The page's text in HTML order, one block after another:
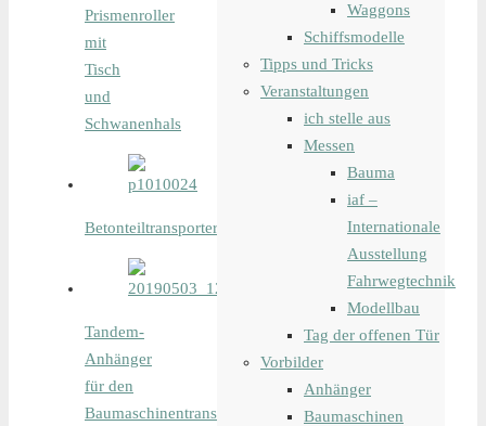
Prismenroller
mit
Tisch
und
Schwanenhals
Betonteiltransporter
Tandem-
Anhänger
für den
Baumaschinentransport
Waggons
Schiffsmodelle
Tipps und Tricks
Veranstaltungen
ich stelle aus
Messen
Bauma
iaf –
Internationale
Ausstellung
Fahrwegtechnik
Modellbau
Tag der offenen Tür
Vorbilder
Anhänger
Baumaschinen